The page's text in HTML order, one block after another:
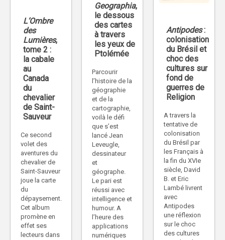
Geographia,
le dessous
des cartes
à travers
les yeux de
Ptolémée
Parcourir
l’histoire de la
géographie
et de la
cartographie,
voilà le défi
que s’est
lancé Jean
Leveugle,
dessinateur
et
géographe.
Le pari est
réussi avec
intelligence et
humour. A
l’heure des
applications
numériques
L’Ombre
des
Lumières,
tome 2 :
la cabale
au
Canada
du
chevalier
de Saint-
Sauveur
Ce second
volet des
aventures du
chevalier de
Saint-Sauveur
joue la carte
du
dépaysement.
Cet album
promène en
effet ses
lecteurs dans
Antipodes:
colonisation
du Brésil et
choc des
cultures sur
fond de
guerres de
Religion
A travers la
tentative de
colonisation
du Brésil par
les Français à
la fin du XVIe
siècle, David
B. et Eric
Lambé livrent
avec
Antipodes
une réflexion
sur le choc
des cultures